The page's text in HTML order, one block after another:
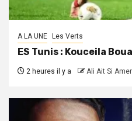
A LA UNE Les Verts
ES Tunis : Kouceila
2 heures il y a Ali Ait Si Amer